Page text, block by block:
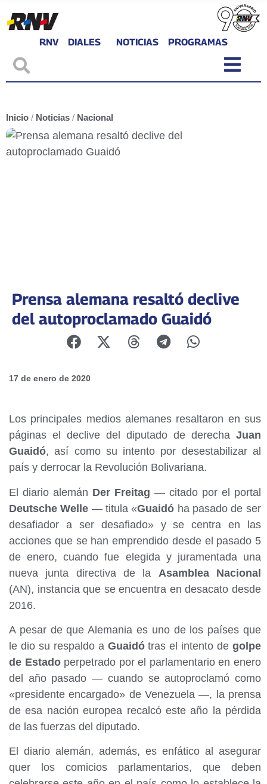
RNV DIALES NOTICIAS PROGRAMAS
Inicio / Noticias / Nacional
Prensa alemana resaltó declive
del autoproclamado Guaidó
17 de enero de 2020
Los principales medios alemanes resaltaron en sus
páginas el declive del diputado de derecha Juan
Guaidó, así como su intento por desestabilizar al
país y derrocar la Revolución Bolivariana.
El diario alemán Der Freitag — citado por el portal
Deutsche Welle — titula «Guaidó ha pasado de ser
desafiador a ser desafiado» y se centra en las
acciones que se han emprendido desde el pasado 5
de enero, cuando fue elegida y juramentada una
nueva junta directiva de la Asamblea Nacional
(AN), instancia que se encuentra en desacato desde
2016.
A pesar de que Alemania es uno de los países que
le dio su respaldo a Guaidótras el intento de golpe
de Estadoperpetrado por el parlamentario en enero
del año pasado — cuando se autoproclamó como
«presidente encargado» de Venezuela —, la prensa
de esa nación europea recalcó este año la pérdida
de las fuerzas del diputado.
El diario alemán, además, es enfático al asegurar
quer los comicios parlamentarios, que deben